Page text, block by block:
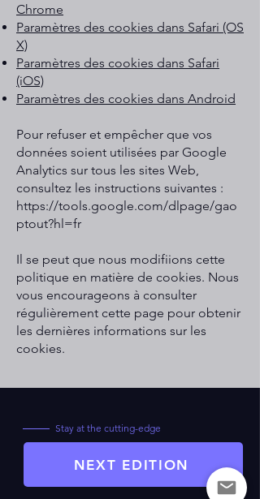
Chrome
Paramètres des cookies dans Safari (OS
X)
Paramètres des cookies dans Safari
(iOS)
Paramètres des cookies dans Android
Pour refuser et empêcher que vos
données soient utilisées par Google
Analytics sur tous les sites Web,
consultez les instructions suivantes :
https://tools.google.com/dlpage/gao
ptout?hl=fr
Il se peut que nous modifiions cette
politique en matière de cookies. Nous
vous encourageons à consulter
régulièrement cette page pour obtenir
les dernières informations sur les
cookies.
Stay at the cutting-edge
NEXT EDITION